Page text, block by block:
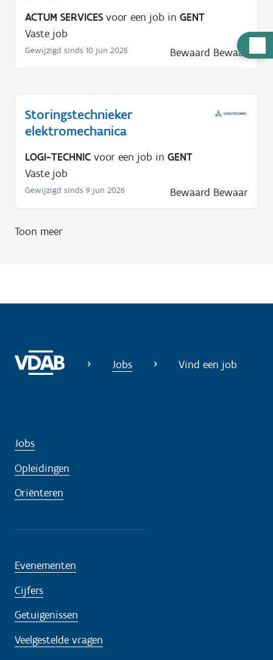
u
p
n
?
ACTUM SERVICES voor een job in GENT
Vaste job
Gewijzigd sinds 10 jun 2026 Bewaard Bewaar
Storingstechnieker
elektromechanica
LOGI-TECHNIC voor een job in GENT
Vaste job
Gewijzigd sinds 9 jun 2026 Bewaard Bewaar
Toon meer
Jobs Vind een job
Jobs
Opleidingen
Oriënteren
Evenementen
Cijfers
Getuigenissen
Veelgestelde vragen